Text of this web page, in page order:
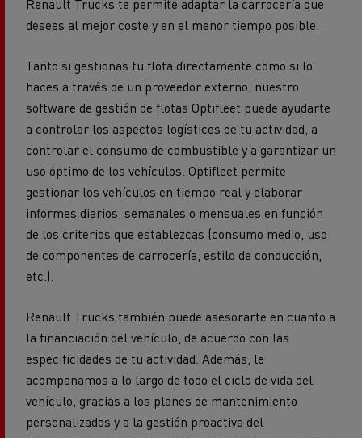
Tanto si gestionas tu flota directamente como si lo
software de gestión de flotas Optifleet puede ayudarte
a controlar los aspectos logísticos de tu actividad, a
controlar el consumo de combustible y a garantizar un
uso óptimo de los vehículos. Optifleet permite
gestionar los vehículos en tiempo real y elaborar
informes diarios, semanales o mensuales en función
de los criterios que establezcas (consumo medio, uso
de componentes de carrocería, estilo de conducción,
etc.).
Renault Trucks también puede asesorarte en cuanto a
especificidades de tu actividad. Además, le
acompañamos a lo largo de todo el ciclo de vida del
vehículo, gracias a los planes de mantenimiento
personalizados y a la gestión proactiva del
mantenimiento y del desgaste, concretamente gracias
a un innovador servicio de prevención de